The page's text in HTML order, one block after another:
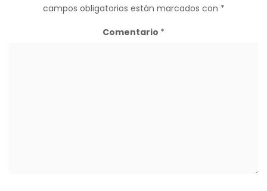
campos obligatorios están marcados con *
Comentario *